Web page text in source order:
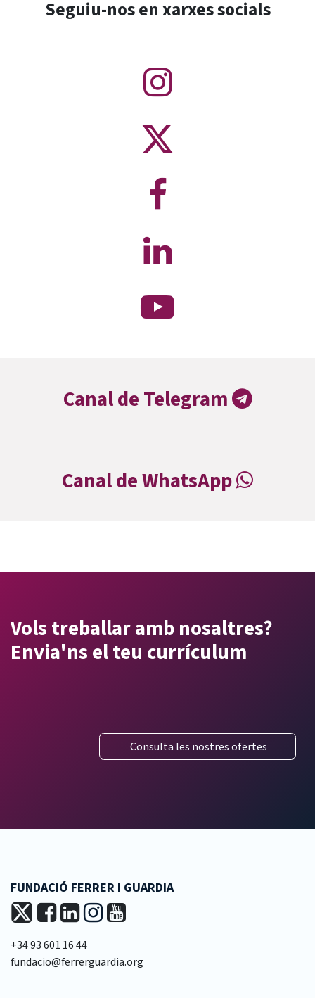
Seguiu-nos en xarxes socials
Canal de Telegram
Canal de WhatsApp
Vols treballar amb nosaltres?
Envia'ns el teu currículum
Consulta les nostres ofertes
FUNDACIÓ FERRER I GUARDIA
+34 93 601 16 44
fundacio@ferrerguardia.org